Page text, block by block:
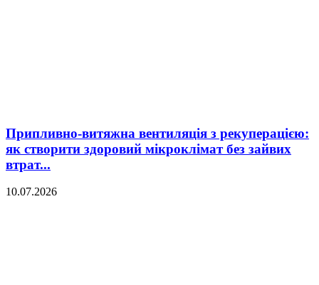
Припливно-витяжна вентиляція з рекуперацією:
як створити здоровий мікроклімат без зайвих
втрат...
10.07.2026